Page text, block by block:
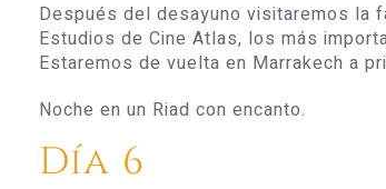
Después del desayuno visitaremos la
Estudios de Cine Atlas, los más
Estaremos de vuelta en Marrakech a
Noche en un Riad con encanto.
Día 6